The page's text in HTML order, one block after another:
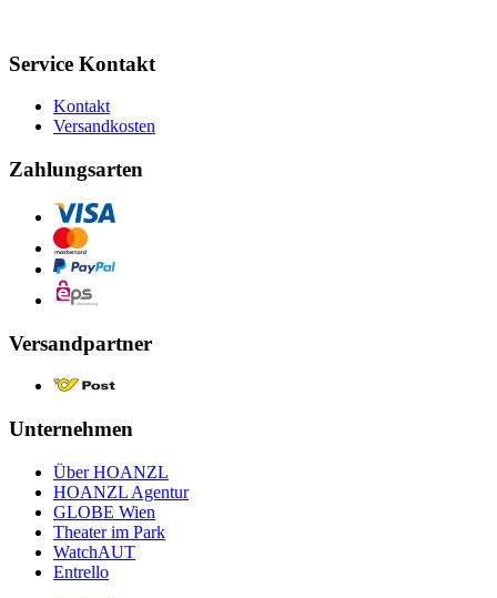
Service Kontakt
Kontakt
Versandkosten
Zahlungsarten
Versandpartner
Unternehmen
Über HOANZL
HOANZL Agentur
GLOBE Wien
Theater im Park
WatchAUT
Entrello